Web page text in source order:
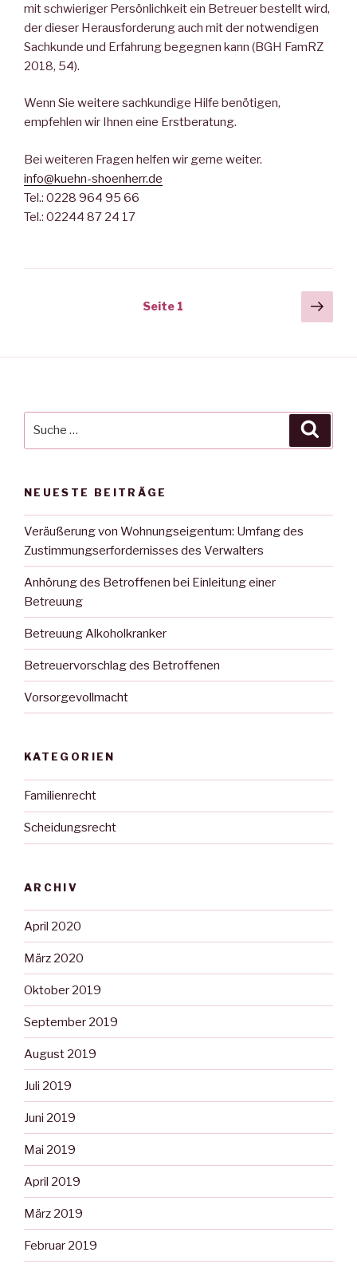
mit schwieriger Persönlichkeit ein Betreuer bestellt wird,
der dieser Herausforderung auch mit der notwendigen
Sachkunde und Erfahrung begegnen kann (BGH FamRZ
2018, 54).
Wenn Sie weitere sachkundige Hilfe benötigen,
empfehlen wir Ihnen eine Erstberatung.
Bei weiteren Fragen helfen wir gerne weiter.
info@kuehn-shoenherr.de
Tel.: 0228 964 95 66
Tel.: 02244 87 24 17
Beitragsnavigation
Seite 1
NEUESTE BEITRÄGE
Veräußerung von Wohnungseigentum: Umfang des
Zustimmungserfordernisses des Verwalters
Anhörung des Betroffenen bei Einleitung einer
Betreuung
Betreuung Alkoholkranker
Betreuervorschlag des Betroffenen
Vorsorgevollmacht
KATEGORIEN
Familienrecht
Scheidungsrecht
ARCHIV
April 2020
März 2020
Oktober 2019
September 2019
August 2019
Juli 2019
Juni 2019
Mai 2019
April 2019
März 2019
Februar 2019